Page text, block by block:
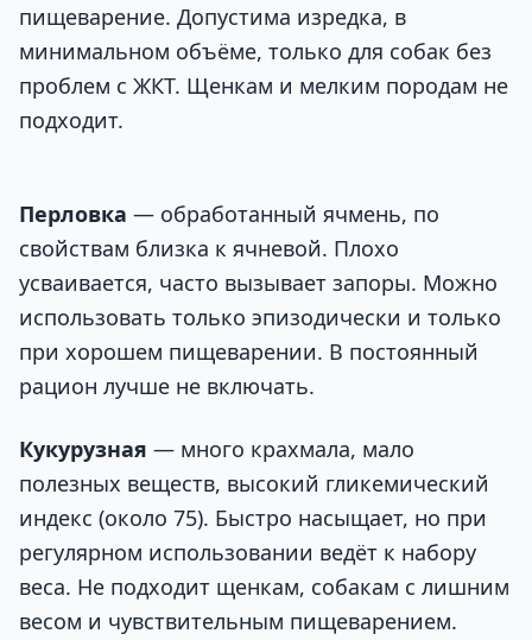
пищеварение. Допустима изредка, в
минимальном объёме, только для собак без
проблем с ЖКТ. Щенкам и мелким породам не
подходит.
Перловка — обработанный ячмень, по
свойствам близка к ячневой. Плохо
усваивается, часто вызывает запоры. Можно
использовать только эпизодически и только
при хорошем пищеварении. В постоянный
рацион лучше не включать.
Кукурузная — много крахмала, мало
полезных веществ, высокий гликемический
индекс (около 75). Быстро насыщает, но при
регулярном использовании ведёт к набору
веса. Не подходит щенкам, собакам с лишним
весом и чувствительным пищеварением.